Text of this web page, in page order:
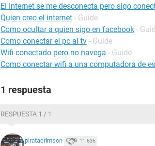
El Internet se me desconecta pero sigo
Quien creo el internet - Guide
Como ocultar a quien sigo en facebook -
Como conectar el pc al tv - Guide
Wifi conectado pero no navega - Guide
Como conectar wifi a una computadora de
1 respuesta
RESPUESTA 1 / 1
piratacrimson 11.636